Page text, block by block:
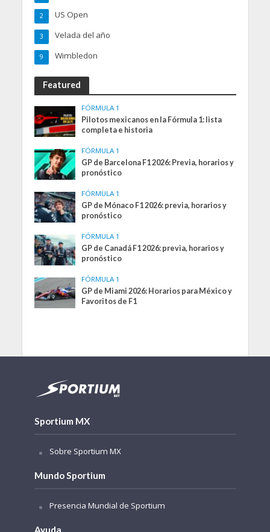
US Open
2
Velada del año
3
Wimbledon
9
Featured
FÓRMULA 1
Pilotos mexicanos en la Fórmula 1: lista
completa e historia
FÓRMULA 1
GP de Barcelona F1 2026: Previa, horarios y
pronóstico
FÓRMULA 1
GP de Mónaco F1 2026: previa, horarios y
pronóstico
FÓRMULA 1
GP de Canadá F1 2026: previa, horarios y
pronóstico
FÓRMULA 1
GP de Miami 2026: Horarios para México y
Favoritos de F1
Sportium MX
Sobre Sportium MX
Mundo Sportium
Presencia Mundial de Sportium
Ayuda